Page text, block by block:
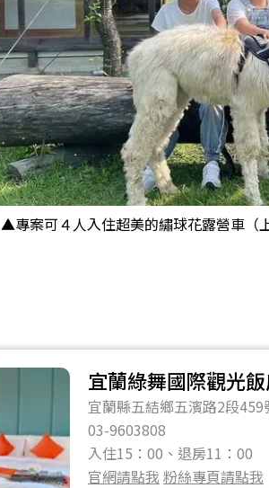
▲專案可４人入住超美的繡球花露營車（
宜蘭綠舞國際觀光
宜蘭縣五結鄉五濱路2段459
03-9603808
入住15：00、退房11：00
官網請點我 粉絲專頁請點我